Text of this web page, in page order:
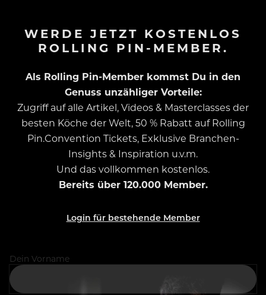
WERDE JETZT KOSTENLOS
ROLLING PIN-MEMBER.
Als Rolling Pin-Member kommst Du in den
Genuss unzähliger Vorteile:
Zugriff auf alle Artikel, Videos & Masterclasses der
besten Köche der Welt, 50 % Rabatt auf Rolling
Pin.Convention Tickets, Exklusive Branchen-
Insights & Inspiration u.v.m.
Und das vollkommen kostenlos.
Bereits über 120.000 Member.
Login für bestehende Member
Dein Vorname